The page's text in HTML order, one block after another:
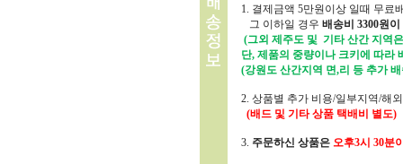
1. 결제금액 5만원이상 일때 무료
그 이하일 경우 배송비 3300원이
(그외 제주도 및 기타 산간 지역
단, 제품의 중량이나 크키에 따라
(강원도 산간지역 면,리 등 추가
2. 상품별 추가 비용/일부지역/해
(배드 및 기타 상품 택배비 별도)
3. 주문하신 상품은 오후3시 30분